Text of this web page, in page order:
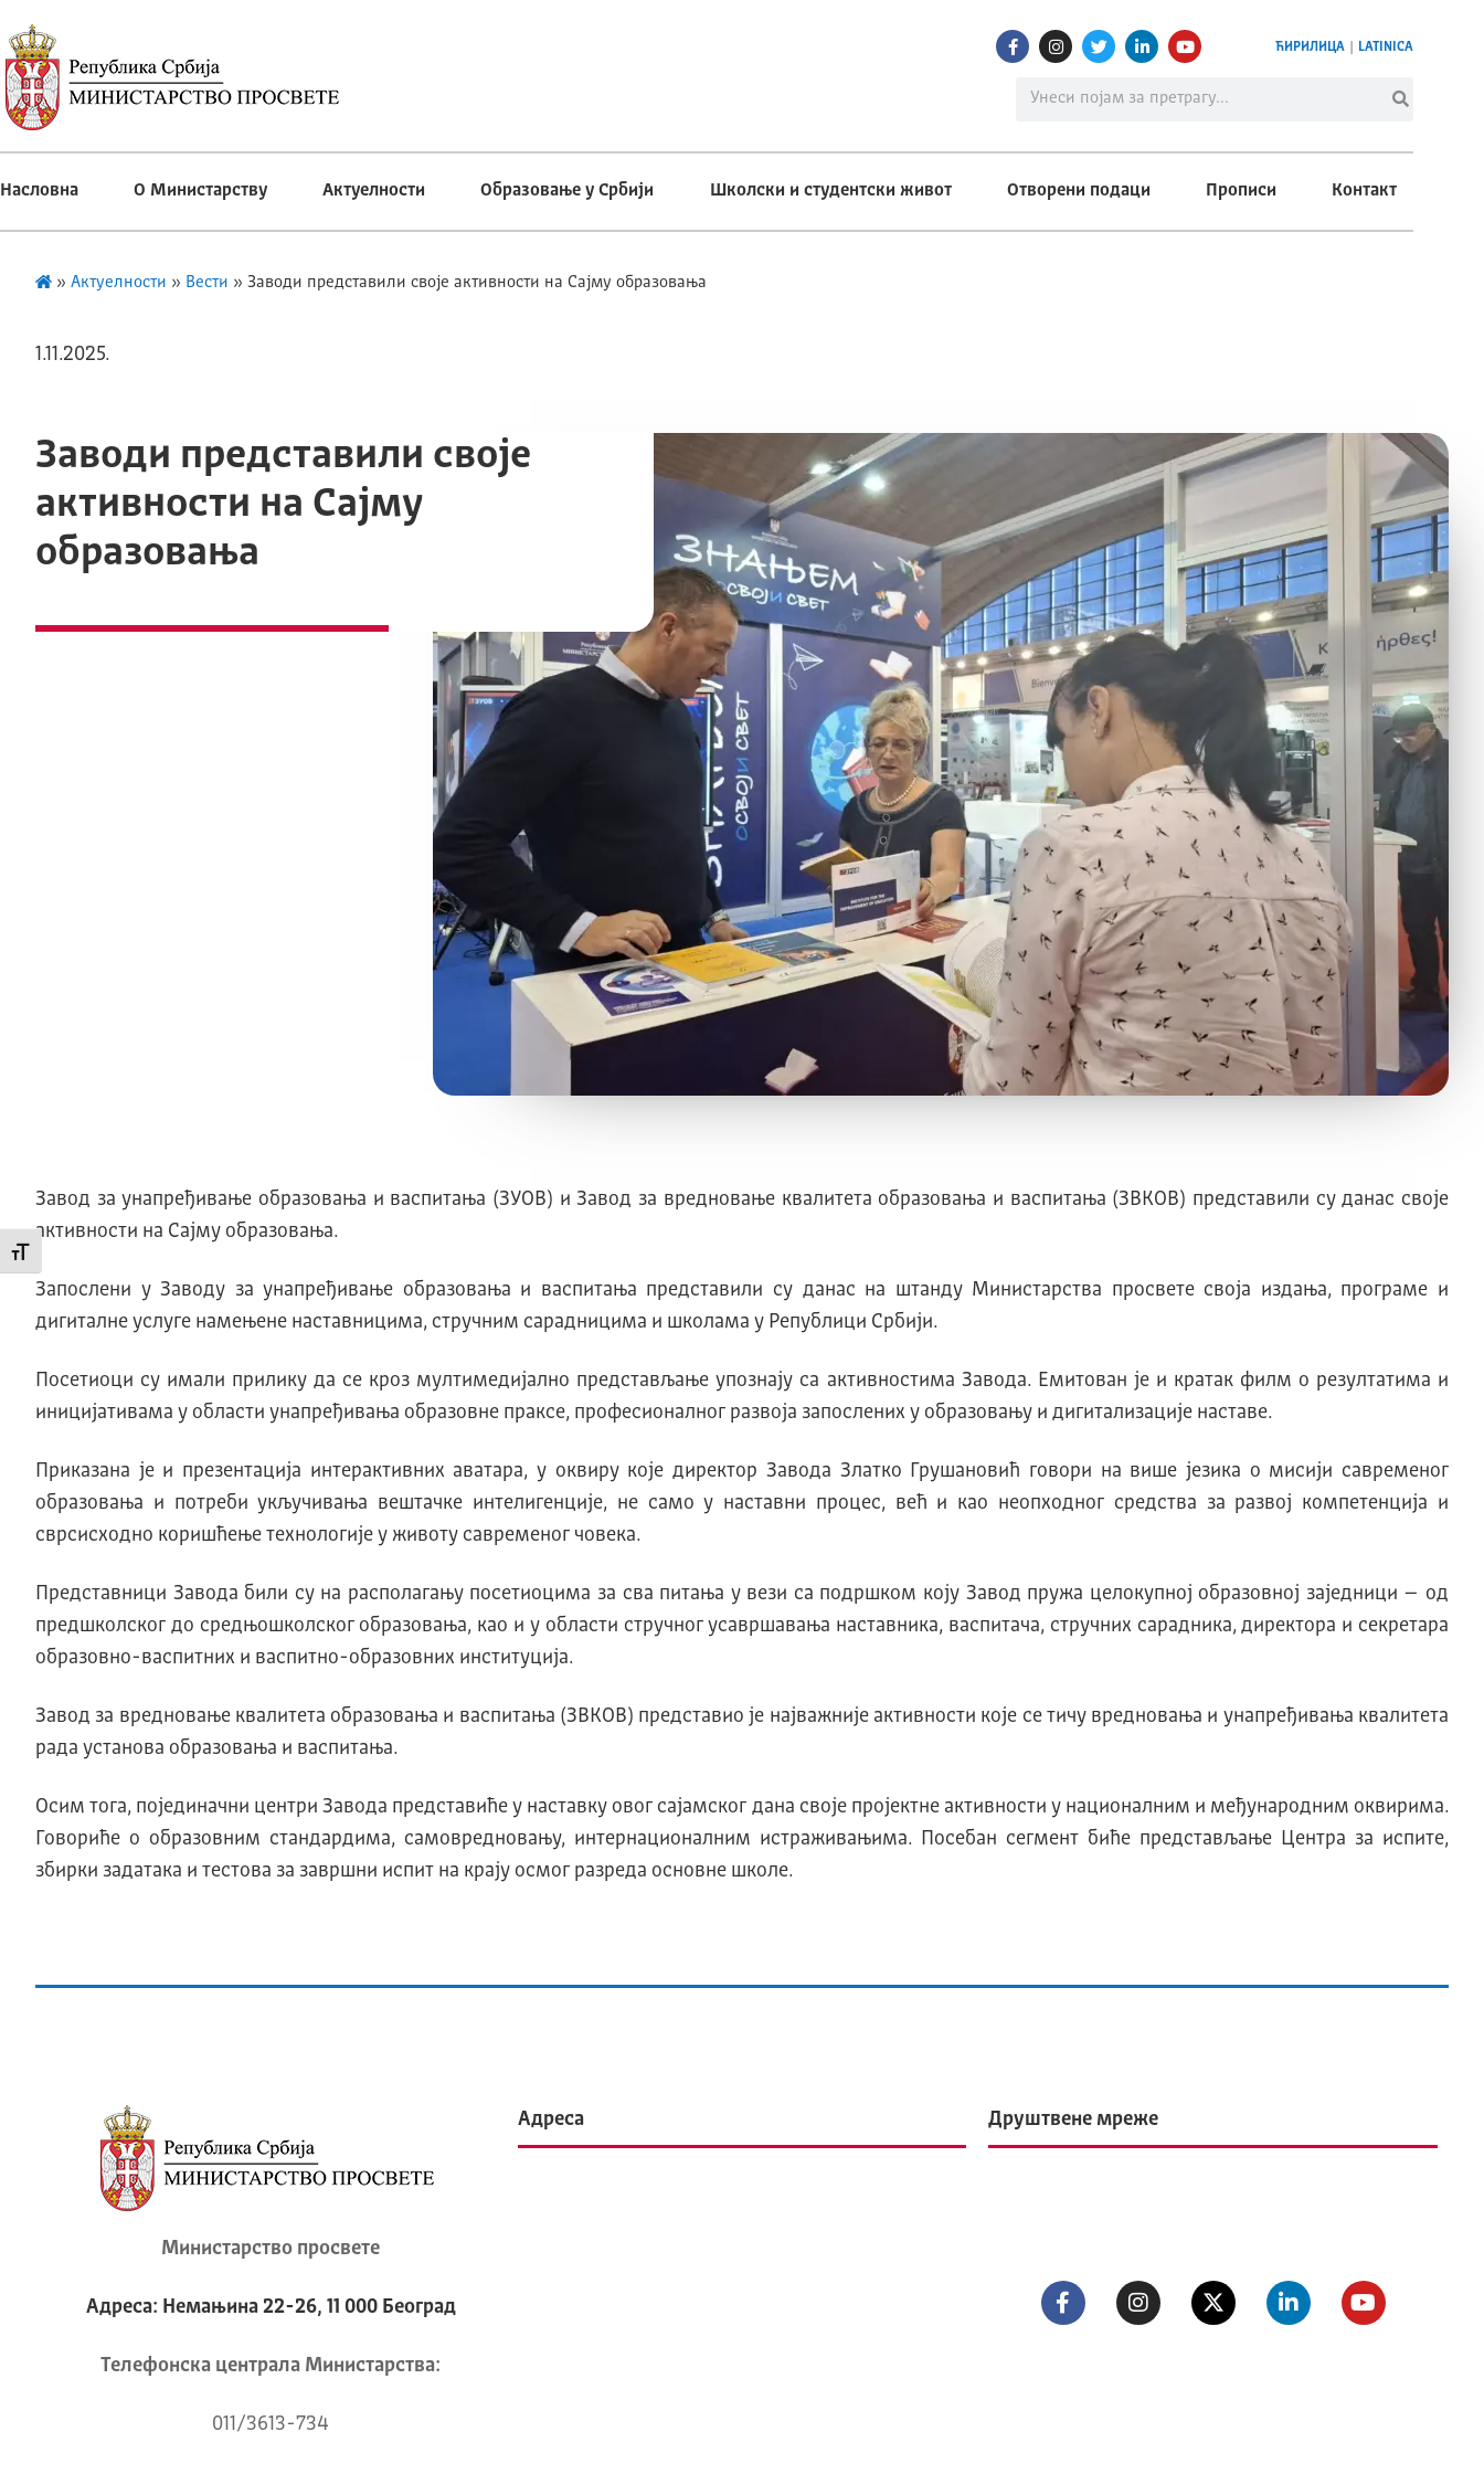
Промени величину слова
ЋИРИЛИЦА LATINICA
Насловна О Министарству Актуелности Образовање у Србији Школски и студентски живот Отворени подаци Прописи Контакт
» Актуелности » Вести » Заводи представили своје активности на Сајму образовања
1.11.2025.
Заводи представили своје
активности на Сајму
образовања
Завод за унапређивање образовања и васпитања (ЗУОВ) и Завод за вредновање квалитета образовања и васпитања (ЗВКОВ) представили су данас своје
активности на Сајму образовања.
Запослени у Заводу за унапређивање образовања и васпитања представили су данас на штанду Министарства просвете своја издања, програме и
дигиталне услуге намењене наставницима, стручним сарадницима и школама у Републици Србији.
Посетиоци су имали прилику да се кроз мултимедијално представљање упознају са активностима Завода. Емитован је и кратак филм о резултатима и
иницијативама у области унапређивања образовне праксе, професионалног развоја запослених у образовању и дигитализације наставе.
Приказана је и презентација интерактивних аватара, у оквиру које директор Завода Златко Грушановић говори на више језика о мисији савременог
образовања и потреби укључивања вештачке интелигенције, не само у наставни процес, већ и као неопходног средства за развој компетенција и
сврсисходно коришћење технологије у животу савременог човека.
Представници Завода били су на располагању посетиоцима за сва питања у вези са подршком коју Завод пружа целокупној образовној заједници – од
предшколског до средњошколског образовања, као и у области стручног усавршавања наставника, васпитача, стручних сарадника, директора и секретара
образовно-васпитних и васпитно-образовних институција.
Завод за вредновање квалитета образовања и васпитања (ЗВКОВ) представио је најважније активности које се тичу вредновања и унапређивања квалитета
рада установа образовања и васпитања.
Осим тога, појединачни центри Завода представиће у наставку овог сајамског дана своје пројектне активности у националним и међународним оквирима.
Говориће о образовним стандардима, самовредновању, интернационалним истраживањима. Посебан сегмент биће представљање Центра за испите,
збирки задатака и тестова за завршни испит на крају осмог разреда основне школе.
Министарство просвете
Адреса: Немањина 22-26, 11 000 Београд
Телeфонска централа Mинистарства:
011/3613-734
Адреса Друштвене мреже